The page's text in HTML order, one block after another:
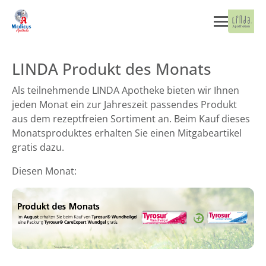
LINDA Produkt des Monats
Als teilnehmende LINDA Apotheke bieten wir Ihnen
jeden Monat ein zur Jahreszeit passendes Produkt
aus dem rezeptfreien Sortiment an. Beim Kauf dieses
Monatsproduktes erhalten Sie einen Mitgabeartikel
gratis dazu.
Diesen Monat: